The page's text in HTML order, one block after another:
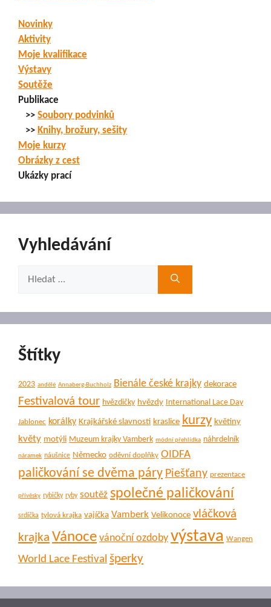
Novinky
Aktivity
Moje kvalifikace
Výstavy
Soutěže
Publikace
>> Soubory podvinků
>> Knihy, brožury, sešity
Moje kurzy
Obrázky z cest
Ukázky prací
Vyhledávání
Štítky
2023 andělé Annaberg-Buchholz Bienále české krajky dekorace
Festivalová tour hvězdičky hvězdy International Lace Day
Jablonec korálky Krajkářské slavnosti kraslice kurzy květiny
květy motýli Muzeum krajky Vamberk módní přehlídka náhrdelník
náramek náušnice Německo oděvní doplňky OIDFA
paličkování se dvěma páry Piešťany prezentace
přívěsky rybičky ryby soutěž společné paličkování
srdíčka tylová krajka vajíčka Vamberk Velikonoce vláčková
krajka Vánoce vánoční ozdoby výstava Wangen
World Lace Festival šperky